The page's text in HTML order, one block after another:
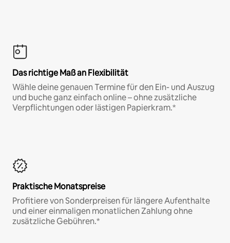
Das richtige Maß an Flexibilität
Wähle deine genauen Termine für den Ein- und Auszug
und buche ganz einfach online – ohne zusätzliche
Verpflichtungen oder lästigen Papierkram.*
Praktische Monatspreise
Profitiere von Sonderpreisen für längere Aufenthalte
und einer einmaligen monatlichen Zahlung ohne
zusätzliche Gebühren.*